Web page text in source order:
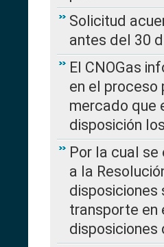
Solicitud
antes del 30
El CNOGas
en el
mercado que
disposición
Por la cual se
a la
disposiciones
transporte en
disposiciones